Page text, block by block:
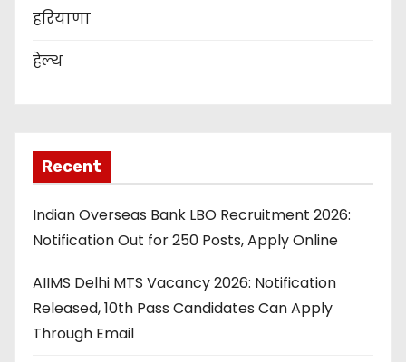
हरियाणा
हेल्थ
Recent
Indian Overseas Bank LBO Recruitment 2026:
Notification Out for 250 Posts, Apply Online
AIIMS Delhi MTS Vacancy 2026: Notification
Released, 10th Pass Candidates Can Apply
Through Email